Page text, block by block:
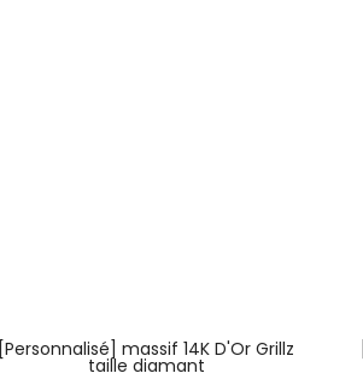
[Personnalisé] massif 14K D'Or Grillz
taille diamant